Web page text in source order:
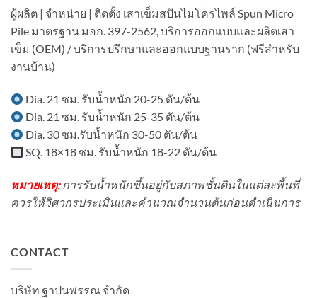
พื้นที่
อาคาร
ใน
งาน
เติม
บ้าน
Spun
Micropile
อะไร
บ้าง?
ผู้ผลิต | จำหน่าย | ติดตั้ง เสาเข็มสปันไมโครไพล์ Spun Micro
Pile มาตรฐาน มอก. 397-2562, บริการออกแบบและผลิตเสา
เข็ม (OEM) / บริการปรึกษาและออกแบบฐานราก (ฟรีสำหรับ
งานบ้าน)
Dia. 21 ซม. รับน้ำหนัก 20-25 ตัน/ต้น
Dia. 21 ซม. รับน้ำหนัก 25-35 ตัน/ต้น
Dia. 30 ซม.รับน้ำหนัก 30-50 ตัน/ต้น
SQ. 18×18 ซม. รับน้ำหนัก 18-22 ตัน/ต้น
หมายเหตุ: การรับน้ำหนักขึ้นอยู่กับสภาพชั้นดินในแต่ละพื้นที่
ควรให้วิศวกรประเมินและคำนวณจำนวนต้นก่อนดำเนินการ
CONTACT
บริษัท ฐาปนพรรณ จํากัด